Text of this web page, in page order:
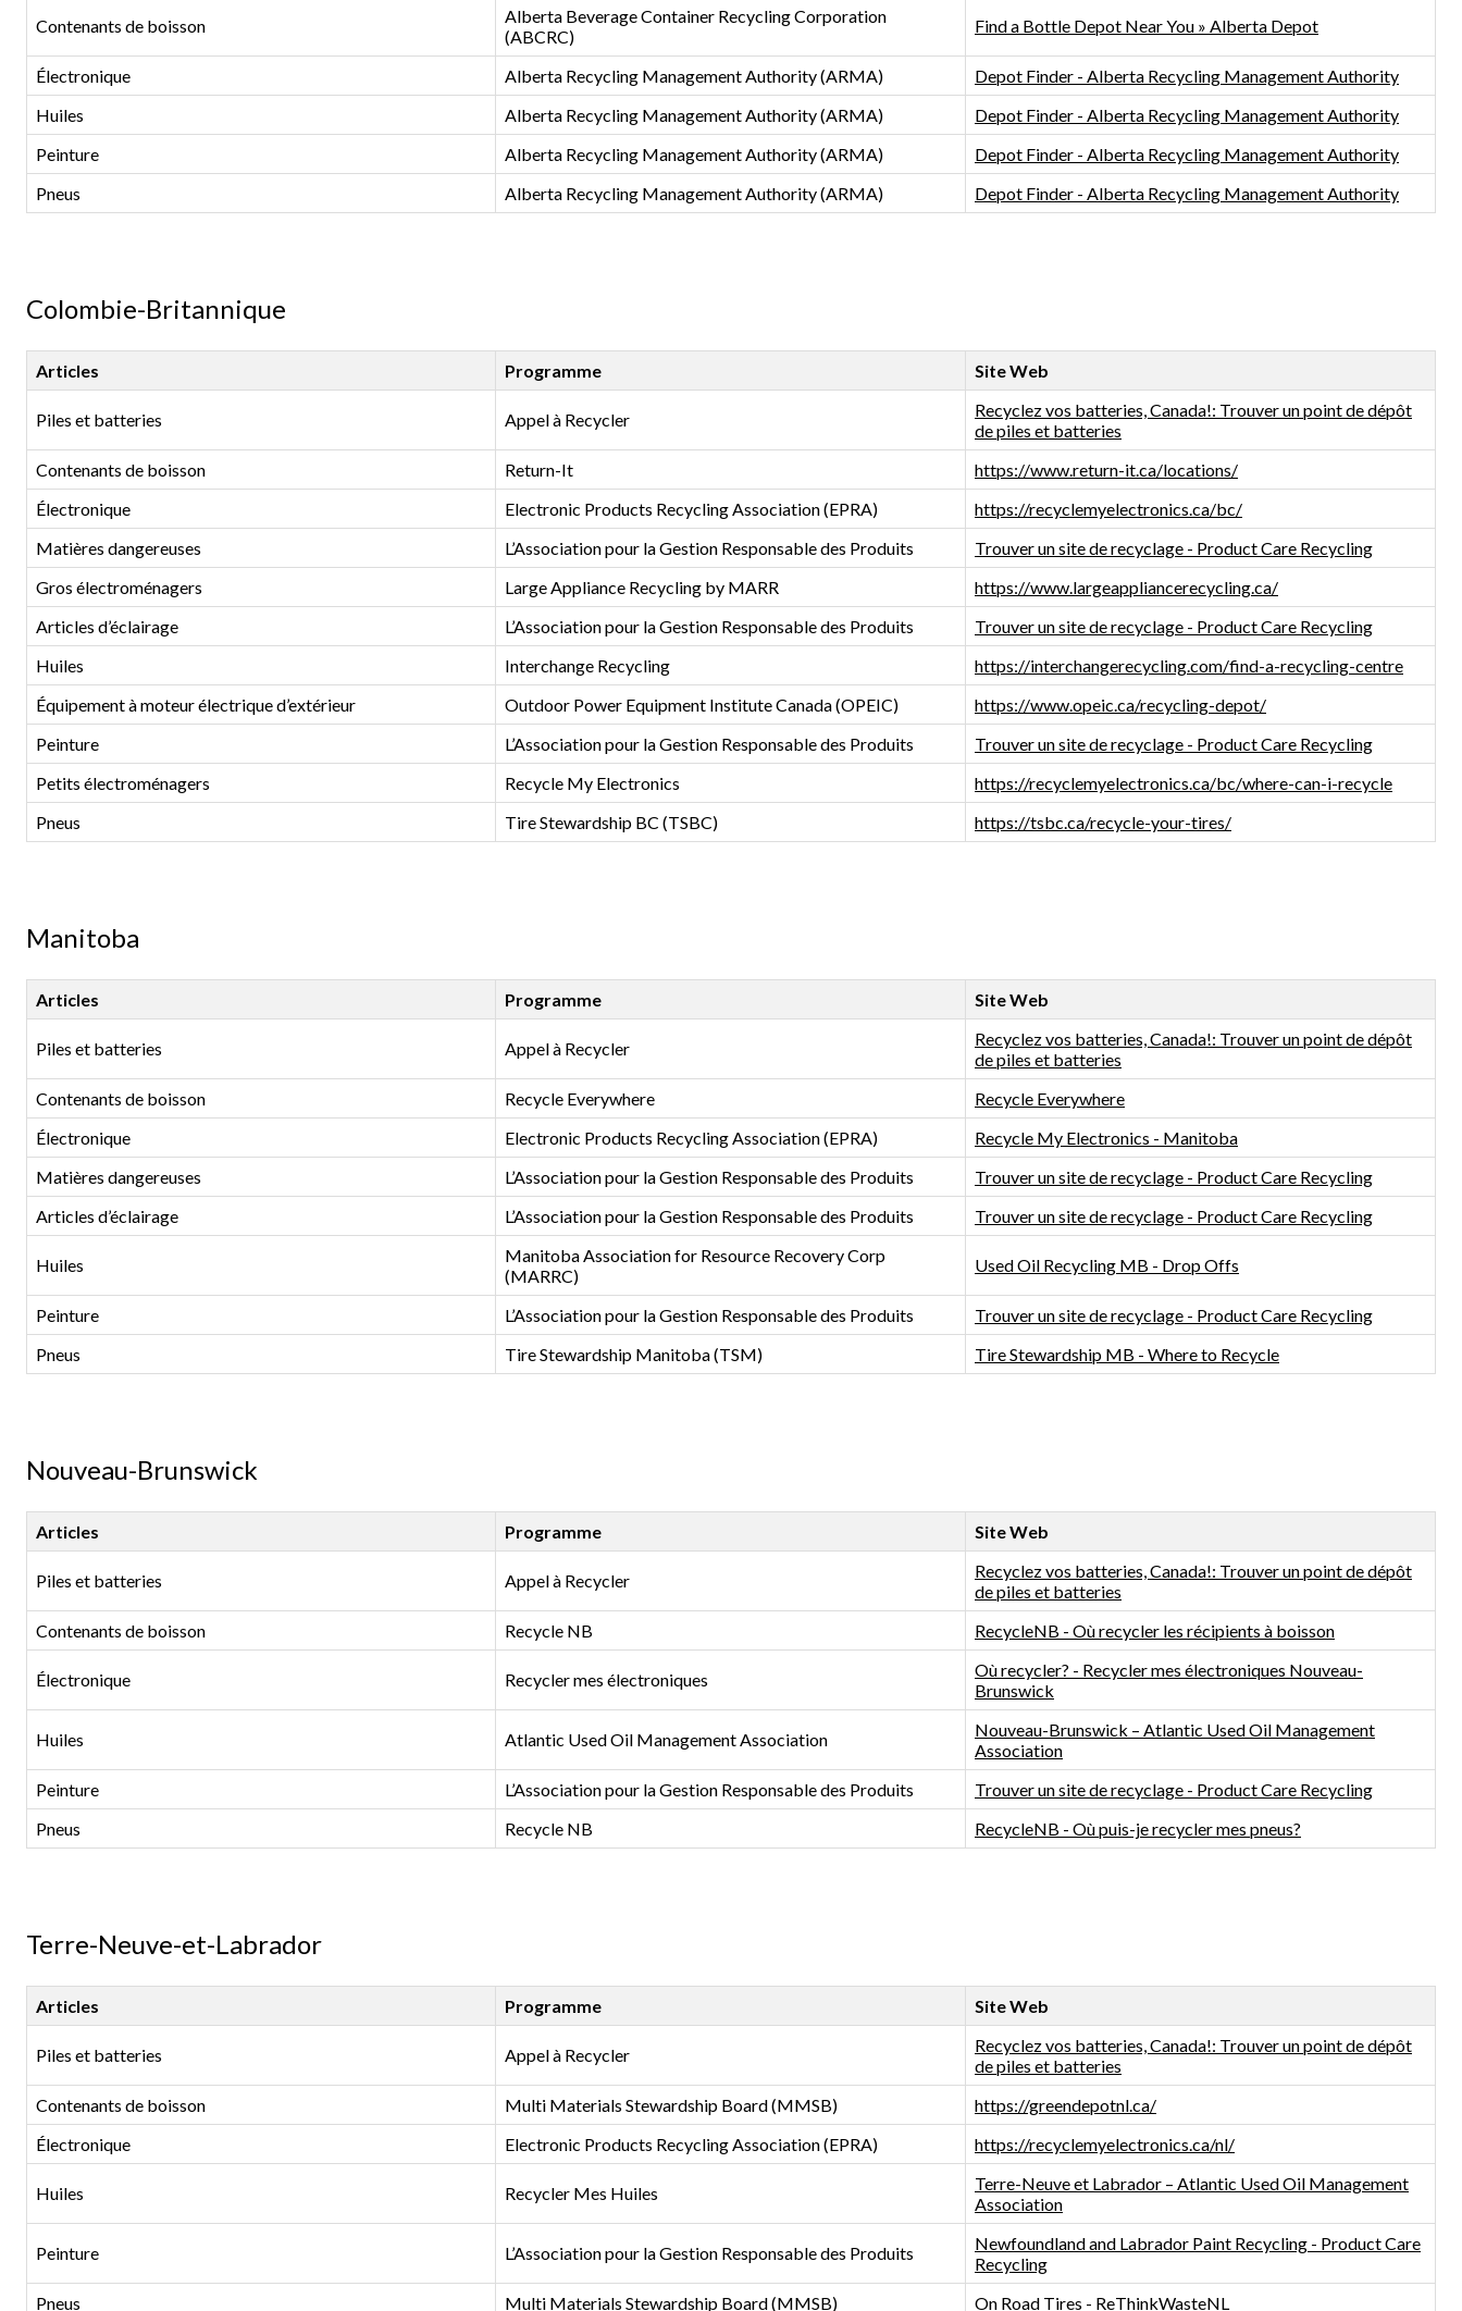
Contenants de boisson
Alberta Beverage Container Recycling Corporation
(ABCRC)
Find a Bottle Depot Near You » Alberta Depot
Électronique Alberta Recycling Management Authority (ARMA)
Depot Finder - Alberta Recycling Management Authority
Huiles
Alberta Recycling Management Authority (ARMA)
Depot Finder - Alberta Recycling Management Authority
Peinture
Alberta Recycling Management Authority (ARMA)
Depot Finder - Alberta Recycling Management Authority
Pneus
Alberta Recycling Management Authority (ARMA) Depot Finder - Alberta Recycling Management Authority
Colombie-Britannique
Articles Programme Site Web
Piles et batteries Appel à Recycler
Recyclez vos batteries, Canada!: Trouver un point de dépôt
de piles et batteries
Contenants de boisson
Return-It
https://www.return-it.ca/locations/
Électronique
Electronic Products Recycling Association (EPRA)
https://recyclemyelectronics.ca/bc/
Matières dangereuses
L’Association pour la Gestion Responsable des Produits
Trouver un site de recyclage - Product Care Recycling
Gros électroménagers
Large Appliance Recycling by MARR
https://www.largeappliancerecycling.ca/
Articles d’éclairage
L’Association pour la Gestion Responsable des Produits
Trouver un site de recyclage - Product Care Recycling
Huiles
Interchange Recycling
https://interchangerecycling.com/find-a-recycling-centre
Équipement à moteur électrique d’extérieur
Outdoor Power Equipment Institute Canada (OPEIC)
https://www.opeic.ca/recycling-depot/
Peinture
L’Association pour la Gestion Responsable des Produits
Trouver un site de recyclage - Product Care Recycling
Petits électroménagers
Recycle My Electronics
https://recyclemyelectronics.ca/bc/where-can-i-recycle
Pneus
Tire Stewardship BC (TSBC) https://tsbc.ca/recycle-your-tires/
Manitoba
Articles Programme Site Web
Piles et batteries Appel à Recycler
Recyclez vos batteries, Canada!: Trouver un point de dépôt
de piles et batteries
Contenants de boisson
Recycle Everywhere
Recycle Everywhere
Électronique
Electronic Products Recycling Association (EPRA)
Recycle My Electronics - Manitoba
Matières dangereuses
L’Association pour la Gestion Responsable des Produits
Trouver un site de recyclage - Product Care Recycling
Articles d’éclairage
L’Association pour la Gestion Responsable des Produits Trouver un site de recyclage - Product Care Recycling
Huiles
Manitoba Association for Resource Recovery Corp
(MARRC)
Used Oil Recycling MB - Drop Offs
Peinture L’Association pour la Gestion Responsable des Produits
Trouver un site de recyclage - Product Care Recycling
Pneus
Tire Stewardship Manitoba (TSM) Tire Stewardship MB - Where to Recycle
Nouveau-Brunswick
Articles Programme Site Web
Piles et batteries Appel à Recycler
Recyclez vos batteries, Canada!: Trouver un point de dépôt
de piles et batteries
Contenants de boisson
Recycle NB RecycleNB - Où recycler les récipients à boisson
Électronique Recycler mes électroniques
Où recycler? - Recycler mes électroniques Nouveau-
Brunswick
Huiles Atlantic Used Oil Management Association
Nouveau-Brunswick – Atlantic Used Oil Management
Association
Peinture
L’Association pour la Gestion Responsable des Produits
Trouver un site de recyclage - Product Care Recycling
Pneus
Recycle NB RecycleNB - Où puis-je recycler mes pneus?
Terre-Neuve-et-Labrador
Articles Programme Site Web
Piles et batteries Appel à Recycler
Recyclez vos batteries, Canada!: Trouver un point de dépôt
de piles et batteries
Contenants de boisson
Multi Materials Stewardship Board (MMSB)
https://greendepotnl.ca/
Électronique
Electronic Products Recycling Association (EPRA) https://recyclemyelectronics.ca/nl/
Huiles Recycler Mes Huiles
Terre-Neuve et Labrador – Atlantic Used Oil Management
Association
Peinture L’Association pour la Gestion Responsable des Produits
Newfoundland and Labrador Paint Recycling - Product Care
Recycling
Pneus
Multi Materials Stewardship Board (MMSB) On Road Tires - ReThinkWasteNL